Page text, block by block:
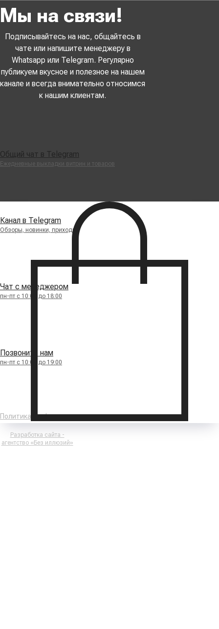
Мы на связи!
Подписывайтесь на нас, общайтесь в
чате или напишите менеджеру в
Whatsapp или Telegram. Регулярно
публикуем вкусное и полезное на нашем
канале и всегда внимательно относимся
к нашим клиентам.
Общий чат в Telegram
Ежедневные выкладки витрин и товаров
Канал в Telegram
Обзоры, новинки, приходы
Чат с менеджером
пн-пт с 10:00 до 18:00
Позвонить нам
пн-пт с 10:00 до 19:00
Политика конфиденциальности
Разработка сайта -
агентство «Без иллюзий»